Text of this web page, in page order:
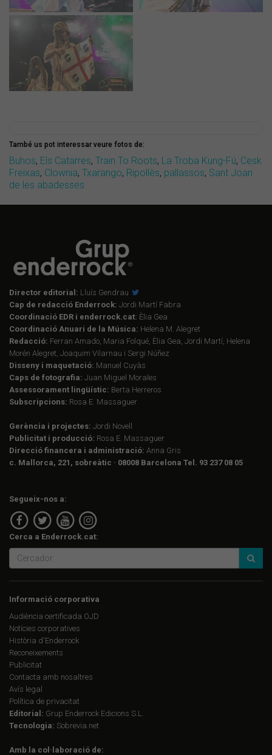
També us pot interessar veure fotos de:
Buhos, Els Catarres, Train To Roots, La Troba Kung-Fú, Cesk
Freixas, Clownia, Txarango, Ripollès, pallassos, Sant Joan
de les abadesses
Director editorial: Lluís Gendrau
Cap de redacció Enderrock: Jordi Martí Fabra
Coordinació EDR i enderrock.cat: Èlia Gea
Coordinació Anuari de la Música: Helena M. Alegret
Redacció: Ferran Amado, Maria Folqué, Èlia Gea, Jordi Martí, Helena
Morén Alegret, Joaquim Vilarnau i Sergi Núñez
Disseny i maquetació: Manuel Cuyàs
Caps de fotografia: Juan Miguel Morales
Assessorament lingüístic: Berta Herreros
Subscripcions: Rosa E. Massaguer
Gerència i projectes: Jordi Novell
Publicitat i producció: Rosa E. Massaguer
Direcció financera i administració: Anna Gris
c. Mallorca, 221, sobreàtic · 08008 Barcelona Tel. 93 237 08 05
Segueix-nos a:
Cerca a Enderrock.cat:
Informació corporativa
Audiència certificada OJD
Notícies corporatives
Història d'Enderrock
Reconeixements
Publicitat
Contacta amb nosaltres
Avís legal
Política de privacitat
Editorial: Grup Enderrock Edicions S.L.
Tecnologia: Sobrevia.net
Amb la col·laboració de: